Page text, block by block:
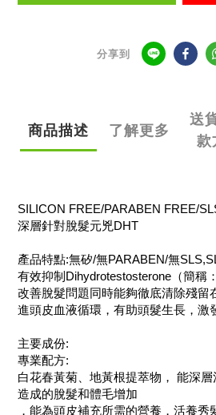
分享到
商品描述 了解更多
送
款
SILICON FREE/PARABEN FREE/
深層針對脫髮元兇DHT
產品特點:無矽/無PARABEN/無
有效抑制Dihydrotestosterone（簡稱
改善脫髮問題同時能夠徹底清除殘
進頭皮血液循環，有助頭髮生長，
主要成份:
專業配方:
白花春黃菊、地黃根提萃物， 能深
造成的脫髮和體毛增加
，能為頭皮補充所需的營養，活養